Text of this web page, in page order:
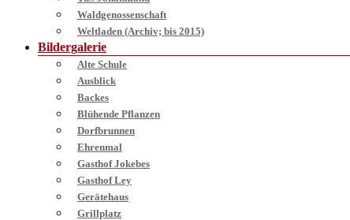
Waldgenossenschaft
Weltladen (Archiv; bis 2015)
Bildergalerie
Alte Schule
Ausblick
Backes
Blühende Pflanzen
Dorfbrunnen
Ehrenmal
Gasthof Jokebes
Gasthof Ley
Gerätehaus
Grillplatz